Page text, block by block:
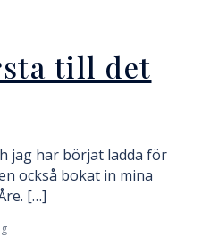
till det
jag har börjat ladda för
också bokat in mina
[…]